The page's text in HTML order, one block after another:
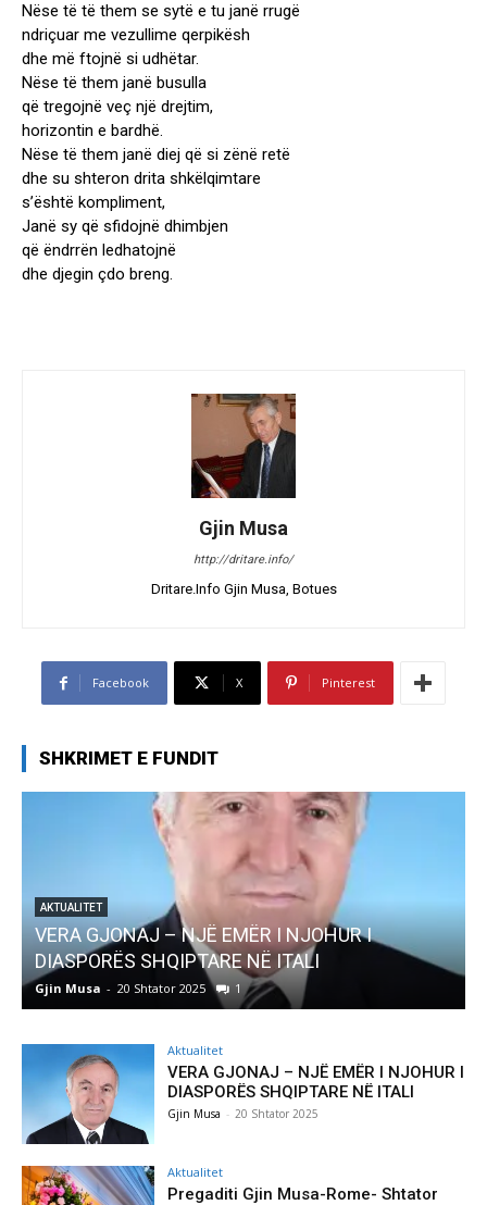
Nëse të të them se sytë e tu janë rrugë
ndriçuar me vezullime qerpikësh
dhe më ftojnë si udhëtar.
Nëse të them janë busulla
që tregojnë veç një drejtim,
horizontin e bardhë.
Nëse të them janë diej që si zënë retë
dhe su shteron drita shkëlqimtare
s’është kompliment,
Janë sy që sfidojnë dhimbjen
që ëndrrën ledhatojnë
dhe djegin çdo breng.
Gjin Musa
http://dritare.info/
Dritare.Info Gjin Musa, Botues
Facebook X Pinterest
SHKRIMET E FUNDIT
AKTUALITET
VERA GJONAJ – NJË EMËR I NJOHUR I
DIASPORËS SHQIPTARE NË ITALI
Gjin Musa - 20 Shtator 2025 1
Aktualitet
VERA GJONAJ – NJË EMËR I NJOHUR I
DIASPORËS SHQIPTARE NË ITALI
Gjin Musa - 20 Shtator 2025
Aktualitet
Pregaditi Gjin Musa-Rome- Shtator